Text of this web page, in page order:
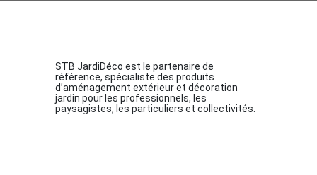
STB JardiDéco est le partenaire de
référence, spécialiste des produits
d’aménagement extérieur et décoration
jardin pour les professionnels, les
paysagistes, les particuliers et collectivités.